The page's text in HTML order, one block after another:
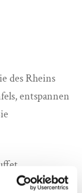
des Rheins
entspannen
Zimmer